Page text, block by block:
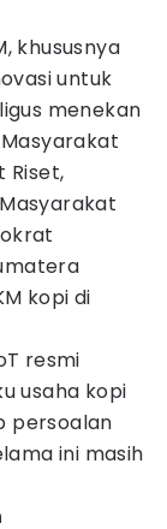
khususnya
untuk
menekan
Riset,
kopi di
resmi
usaha kopi
persoalan
ini masih